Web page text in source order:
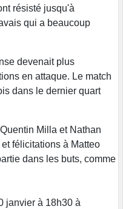
résisté jusqu'à
qui a beaucoup
devenait plus
en attaque. Le match
dans le dernier quart
Milla et Nathan
félicitations à Matteo
dans les buts, comme
janvier à 18h30 à